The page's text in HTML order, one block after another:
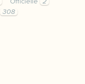
Officielle
2
308